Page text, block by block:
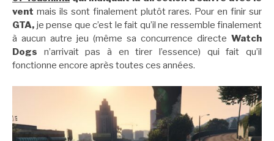
vent mais ils sont finalement plutôt rares. Pour en finir sur
GTA, je pense que c’est le fait qu’il ne ressemble finalement
à aucun autre jeu (même sa concurrence directe Watch
Dogs n’arrivait pas à en tirer l’essence) qui fait qu’il
fonctionne encore après toutes ces années.